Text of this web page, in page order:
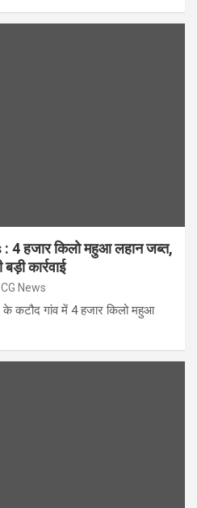
हजार किलो महुआ लहान जब्त,
कार्रवाई
News
के कटौद गांव में 4 हजार किलो महुआ